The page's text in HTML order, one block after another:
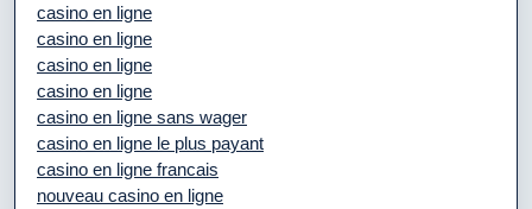
casino en ligne
casino en ligne
casino en ligne
casino en ligne
casino en ligne sans wager
casino en ligne le plus payant
casino en ligne francais
nouveau casino en ligne